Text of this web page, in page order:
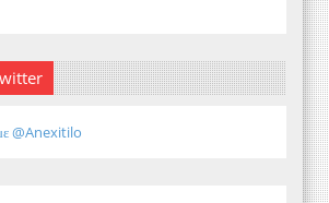
@Anexitilo